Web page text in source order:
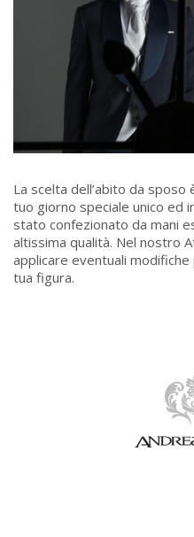
La scelta dell’abito da
tuo giorno speciale unico ed
stato confezionato da mani
altissima qualità. Nel nostro
applicare eventuali
tua figura.